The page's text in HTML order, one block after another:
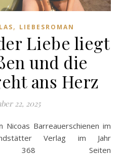
, LIEBESROMAN
Liebe liegt
und die
ans Herz
22, 2025
Verlag im Jahr
368 Seiten